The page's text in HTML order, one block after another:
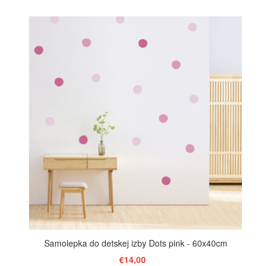
Samolepka do detskej izby Dots pink - 60x40cm
€14,00